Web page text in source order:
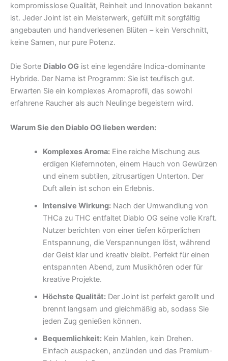
kompromisslose Qualität, Reinheit und Innovation bekannt
ist. Jeder Joint ist ein Meisterwerk, gefüllt mit sorgfältig
angebauten und handverlesenen Blüten – kein Verschnitt,
keine Samen, nur pure Potenz.
Die Sorte Diablo OG ist eine legendäre Indica-dominante
Hybride. Der Name ist Programm: Sie ist teuflisch gut.
Erwarten Sie ein komplexes Aromaprofil, das sowohl
erfahrene Raucher als auch Neulinge begeistern wird.
Warum Sie den Diablo OG lieben werden:
Komplexes Aroma:Eine reiche Mischung aus
erdigen Kiefernnoten, einem Hauch von Gewürzen
und einem subtilen, zitrusartigen Unterton. Der
Duft allein ist schon ein Erlebnis.
Intensive Wirkung:Nach der Umwandlung von
THCa zu THC entfaltet Diablo OG seine volle Kraft.
Nutzer berichten von einer tiefen körperlichen
Entspannung, die Verspannungen löst, während
der Geist klar und kreativ bleibt. Perfekt für einen
entspannten Abend, zum Musikhören oder für
kreative Projekte.
Höchste Qualität:Der Joint ist perfekt gerollt und
brennt langsam und gleichmäßig ab, sodass Sie
jeden Zug genießen können.
Bequemlichkeit:Kein Mahlen, kein Drehen.
Einfach auspacken, anzünden und das Premium-